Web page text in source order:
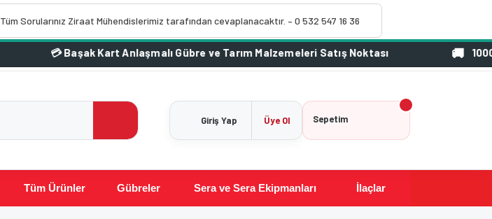
Tüm Sorularınız Ziraat Mühendislerimiz tarafından cevaplanacaktır. – 0 532 547 16 36
1000 TL Üzeri
Giriş Yap Üye Ol Sepetim
Tüm Ürünler Gübreler Sera ve Sera Ekipmanları İlaçlar